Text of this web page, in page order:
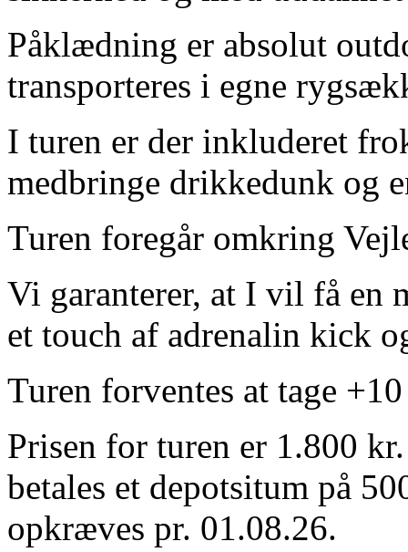
Påklædning er absolut
transporteres i egne
I turen er der inkluderet
medbringe drikkedunk og
Turen foregår omkring
Vi garanterer, at I vil få en
et touch af adrenalin kick
Turen forventes at tage
Prisen for turen er 1.800
betales et depotsitum på
opkræves pr. 01.08.26.